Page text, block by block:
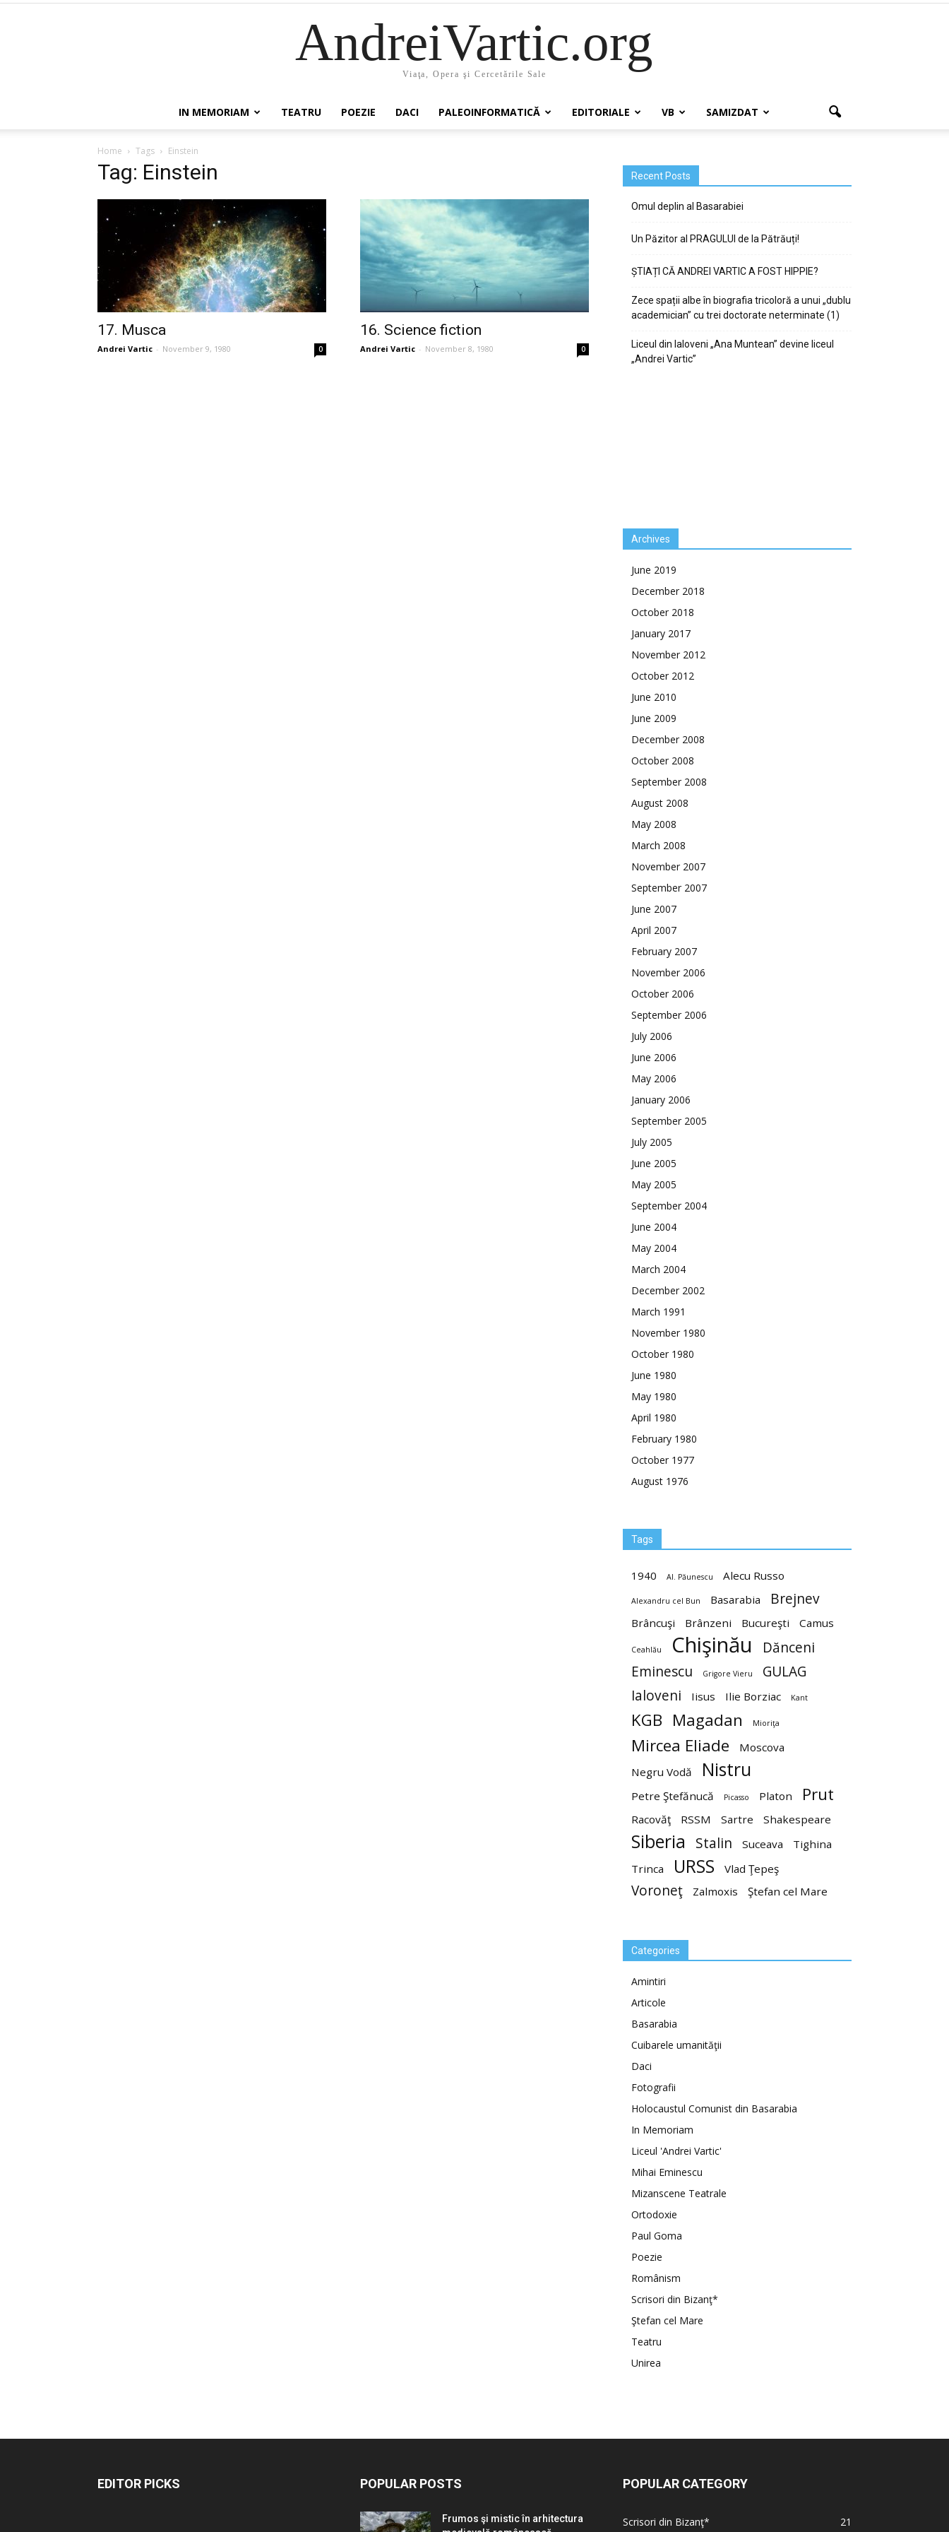
AndreiVartic.org
Viaţa, Opera şi Cercetările Sale
IN MEMORIAM TEATRU POEZIE DACI PALEOINFORMATICĂ EDITORIALE VB SAMIZDAT
Home Tags Einstein
Tag: Einstein
17. Musca
Andrei Vartic - November 9, 1980 0
16. Science fiction
Andrei Vartic - November 8, 1980 0
Recent Posts
Omul deplin al Basarabiei
Un Păzitor al PRAGULUI de la Pătrăuți!
ȘTIAȚI CĂ ANDREI VARTIC A FOST HIPPIE?
Zece spații albe în biografia tricoloră a unui „dublu
academician” cu trei doctorate neterminate (1)
Liceul din Ialoveni „Ana Muntean” devine liceul
„Andrei Vartic”
Archives
June 2019
December 2018
October 2018
January 2017
November 2012
October 2012
June 2010
June 2009
December 2008
October 2008
September 2008
August 2008
May 2008
March 2008
November 2007
September 2007
June 2007
April 2007
February 2007
November 2006
October 2006
September 2006
July 2006
June 2006
May 2006
January 2006
September 2005
July 2005
June 2005
May 2005
September 2004
June 2004
May 2004
March 2004
December 2002
March 1991
November 1980
October 1980
June 1980
May 1980
April 1980
February 1980
October 1977
August 1976
Tags
1940 Al. Păunescu Alecu Russo
Alexandru cel Bun Basarabia Brejnev
Brâncuşi Brânzeni Bucureşti Camus
Ceahlău Chişinău
Dănceni
Eminescu
Grigore Vieru
GULAG
Ialoveni
Iisus Ilie Borziac Kant
KGB Magadan Mioriţa
Mircea Eliade
Moscova
Negru Vodă
Nistru
Petre Ştefănucă Picasso Platon Prut
Racovăţ RSSM Sartre Shakespeare
Siberia Stalin Suceava
Tighina
Trinca
URSS Vlad Ţepeş
Voroneţ Zalmoxis Ştefan cel Mare
Categories
Amintiri
Articole
Basarabia
Cuibarele umanităţii
Daci
Fotografii
Holocaustul Comunist din Basarabia
In Memoriam
Liceul 'Andrei Vartic'
Mihai Eminescu
Mizanscene Teatrale
Ortodoxie
Paul Goma
Poezie
Românism
Scrisori din Bizanţ*
Ştefan cel Mare
Teatru
Unirea
EDITOR PICKS POPULAR POSTS
Frumos şi mistic în arhitectura
POPULAR CATEGORY
Scrisori din Bizanţ* 21